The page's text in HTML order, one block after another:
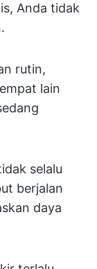
Anda tidak
rutin,
lain
selalu
berjalan
daya